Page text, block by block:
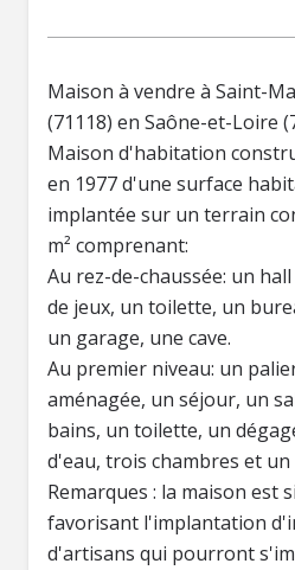
Maison à vendre à Saint-
(71118) en Saône-et-Loire
Maison d'habitation
en 1977 d'une surface
implantée sur un terrain
m² comprenant:
Au rez-de-chaussée: un
de jeux, un toilette, un
un garage, une cave.
Au premier niveau: un
aménagée, un séjour, un
bains, un toilette, un
d'eau, trois chambres et un
Remarques : la maison est
favorisant l'implantation
d'artisans qui pourront